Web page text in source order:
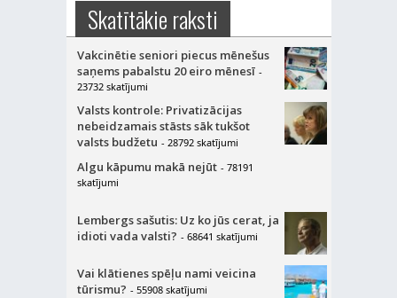
Skatītākie raksti
Vakcinētie seniori piecus mēnešus
saņems pabalstu 20 eiro mēnesī -
23732 skatījumi
Valsts kontrole: Privatizācijas
nebeidzamais stāsts sāk tukšot
valsts budžetu - 28792 skatījumi
Algu kāpumu makā nejūt - 78191
skatījumi
Lembergs sašutis: Uz ko jūs cerat, ja
idioti vada valsti? - 68641 skatījumi
Vai klātienes spēļu nami veicina
tūrismu? - 55908 skatījumi